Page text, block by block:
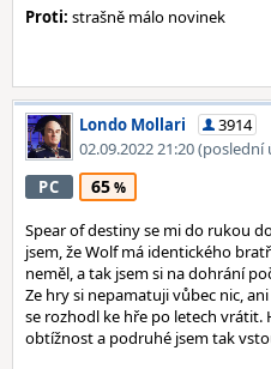
Proti: strašně málo novinek
Londo Mollari
3914
02.09.2022 21:20(poslední
PC 65
Spear of destiny se mi do rukou
jsem, že Wolf má identického
neměl, a tak jsem si na dohrání
Ze hry si nepamatuji vůbec nic,
se rozhodl ke hře po letech vrátit.
obtížnost a podruhé jsem tak